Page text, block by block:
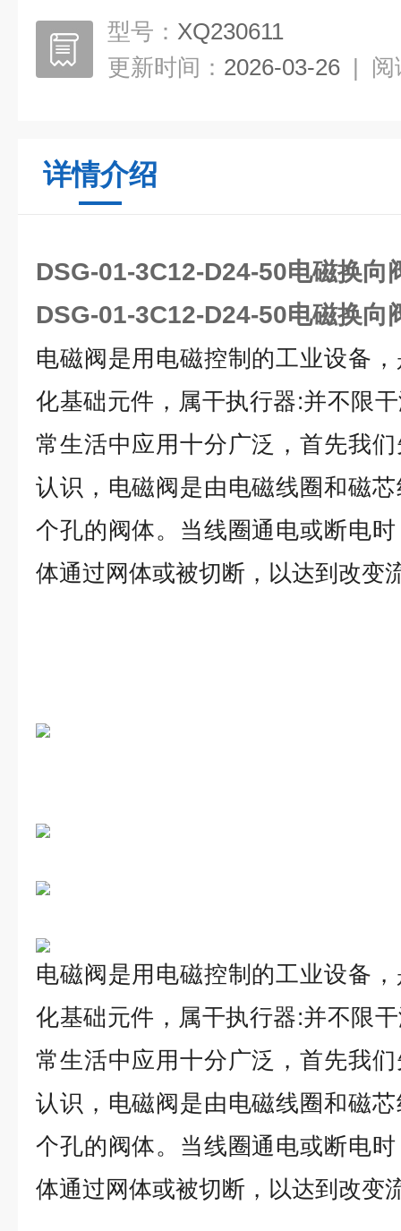
型号： XQ230611
更新时间： 2026-03-26 | 阅
详情介绍
DSG-01-3C12-D24-50电磁换向
DSG-01-3C12-D24-50电磁换向
电磁阀是用电磁控制的工业设备
化基础元件，属干执行器:并不限
常生活中应用十分广泛，首先我
认识，电磁阀是由电磁线圈和磁
个孔的阀体。当线圈通电或断电
体通过网体或被切断，以达到改变
电磁阀是用电磁控制的工业设备
化基础元件，属干执行器:并不限
常生活中应用十分广泛，首先我
认识，电磁阀是由电磁线圈和磁
个孔的阀体。当线圈通电或断电
体通过网体或被切断，以达到改变